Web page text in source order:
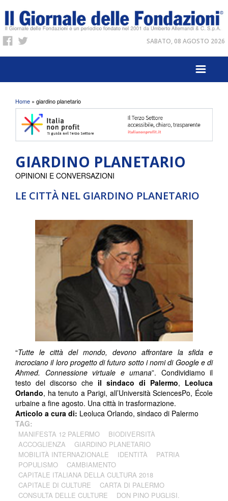
SABATO, 08 AGOSTO 2026
Tu sei qui
Home » giardino planetario
GIARDINO PLANETARIO
LE CITTÀ NEL GIARDINO PLANETARIO
OPINIONI E CONVERSAZIONI
“Tutte le città del mondo, devono affrontare la sfida e
incrociano il loro progetto di futuro sotto i nomi di Google e di
Ahmed. Connessione virtuale e umana”. Condividiamo il
testo del discorso che il sindaco di Palermo, Leoluca
Orlando, ha tenuto a Parigi, all’Università SciencesPo, École
urbaine a fine agosto. Una città in trasformazione.
Articolo a cura di: Leoluca Orlando, sindaco di Palermo
TAG:
MANIFESTA 12 PALERMO
BIODIVERSITÀ
ACCOGLIENZA
GIARDINO PLANETARIO
MOBILITÀ INTERNAZIONALE
IDENTITÀ
PATRIA
POPULISMO
CAMBIAMENTO
CAPITALE ITALIANA DELLA CULTURA 2018
CAPITALE DI CULTURE
CARTA DI PALERMO
CONSULTA DELLE CULTURE
DON PINO PUGLISI.